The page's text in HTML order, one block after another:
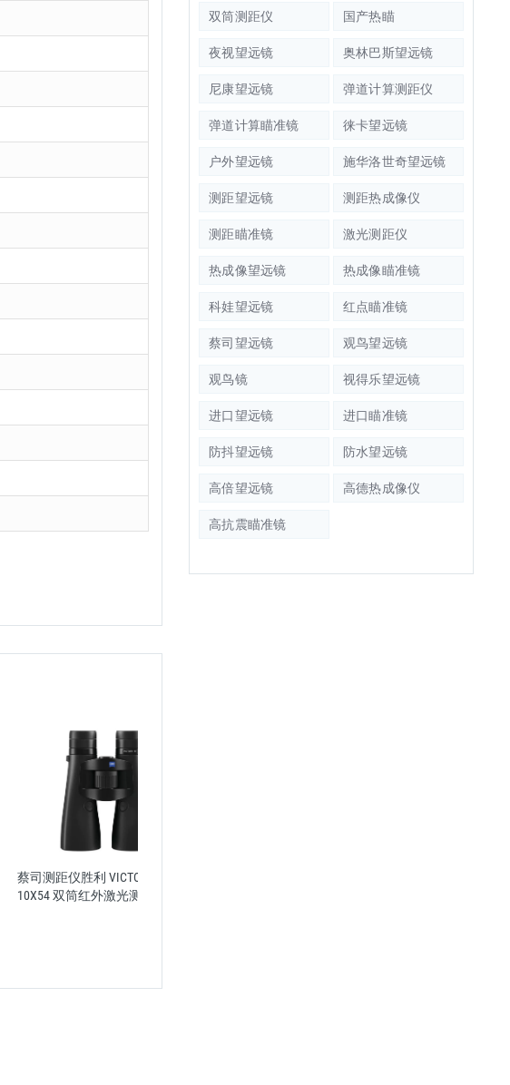
仪胜利 VICTORY RF
双筒红外激光测距望远镜
双筒测距仪 国产热瞄
夜视望远镜 奥林巴斯望远镜
尼康望远镜 弹道计算测距仪
弹道计算瞄准镜 徕卡望远镜
户外望远镜 施华洛世奇望远镜
测距望远镜 测距热成像仪
测距瞄准镜 激光测距仪
热成像望远镜 热成像瞄准镜
科娃望远镜 红点瞄准镜
蔡司望远镜 观鸟望远镜
观鸟镜 视得乐望远镜
进口望远镜 进口瞄准镜
防抖望远镜 防水望远镜
高倍望远镜 高德热成像仪
高抗震瞄准镜